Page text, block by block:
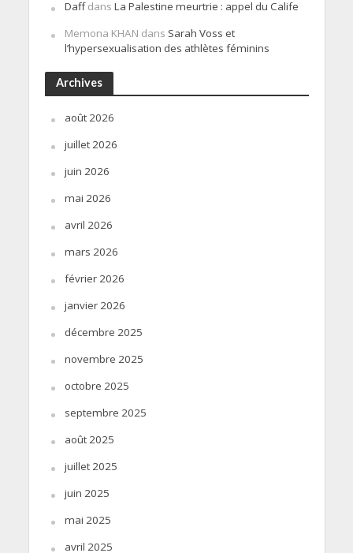
Daffdans La Palestine meurtrie : appel du Calife
Memona KHAN dans Sarah Voss et
l’hypersexualisation des athlètes féminins
Archives
août 2026
juillet 2026
juin 2026
mai 2026
avril 2026
mars 2026
février 2026
janvier 2026
décembre 2025
novembre 2025
octobre 2025
septembre 2025
août 2025
juillet 2025
juin 2025
mai 2025
avril 2025